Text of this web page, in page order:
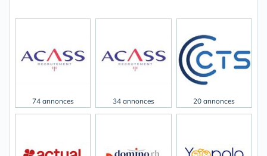
74 annonces 34 annonces 20 annonces